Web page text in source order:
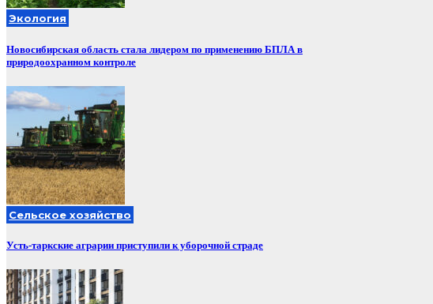
Экология
Новосибирская область стала лидером по применению БПЛА в
природоохранном контроле
Сельское хозяйство
Усть-таркские аграрии приступили к уборочной страде